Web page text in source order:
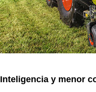
Inteligencia y menor